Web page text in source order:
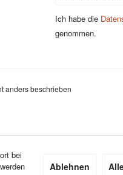
Ich habe die
genommen.
anders beschrieben
bei
Ablehnen